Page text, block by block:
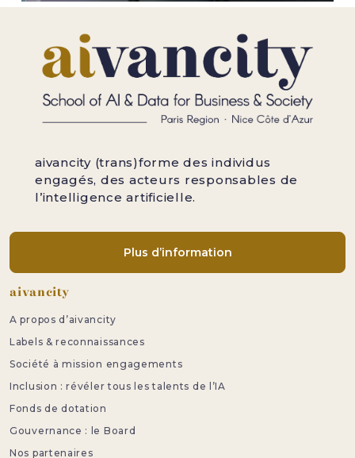
aivancity (trans)forme des individus
engagés, des acteurs responsables de
l’intelligence artificielle.
Plus d’information
Pied de page
aivancity
A propos d’aivancity
Labels & reconnaissances
Société à mission engagements
Inclusion : révéler tous les talents de l’IA
Fonds de dotation
Gouvernance : le Board
Nos partenaires